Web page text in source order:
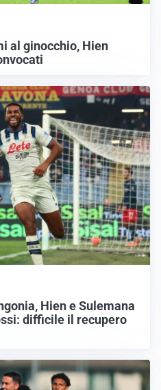
al ginocchio, Hien
Hien e Sulemana
difficile il recupero